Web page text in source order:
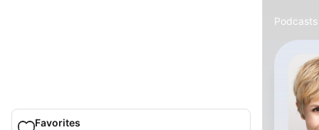
Favorites
Podcasts